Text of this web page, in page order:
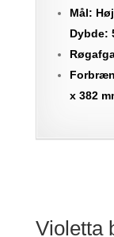
Mål:
Dybde:
x 382
Violetta